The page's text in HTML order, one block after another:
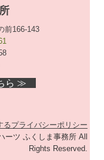
前166-143
ら ≫
プライバシーポリシー
ーツ ふくしま事務所 All
Rights Reserved.